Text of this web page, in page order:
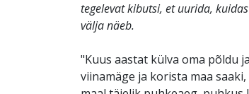
tegelevat kibutsi, et uurida,
välja näeb.
"Kuus aastat külva oma põldu
viinamäge ja korista maa